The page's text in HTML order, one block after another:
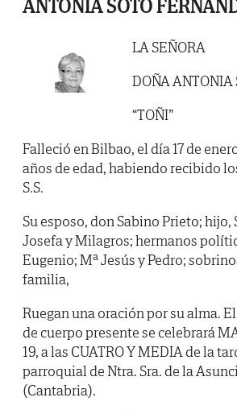
ANTONIA SOTO
LA SEÑORA
DOÑA ANTONIA
“TOÑI”
Falleció en Bilbao, el día 17 de
años de edad, habiendo recibido los
S.S.
Su esposo, don Sabino Prieto; hijo,
Josefa y Milagros; hermanos
Eugenio; Mª Jesús y Pedro;
familia,
Ruegan una oración por su alma.
de cuerpo presente se celebrará
19, a las CUATRO Y MEDIA de la
parroquial de Ntra. Sra. de la
(Cantabria).